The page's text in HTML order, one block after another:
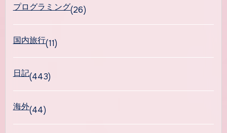
プログラミング(26)
国内旅行(11)
日記(443)
海外(44)